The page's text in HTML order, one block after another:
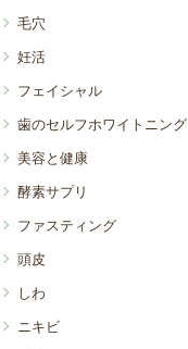
毛穴
妊活
フェイシャル
歯のセルフホワイトニング
美容と健康
酵素サプリ
ファスティング
頭皮
しわ
ニキビ